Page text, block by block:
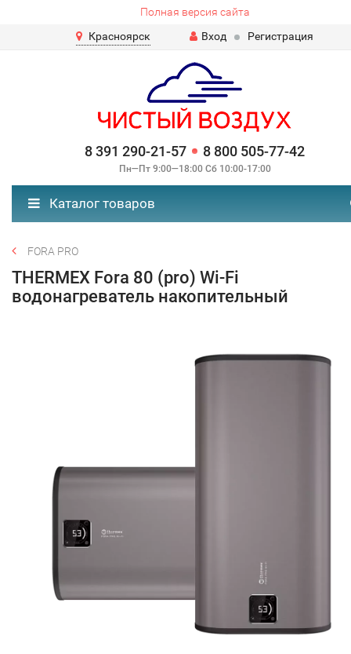
Полная версия сайта
Красноярск
Вход Регистрация
8 391 290-21-57 8 800 505-77-42
Пн—Пт 9:00—18:00 Сб 10:00-17:00
Каталог товаров
FORA PRO
THERMEX Fora 80 (pro) Wi-Fi
водонагреватель накопительный